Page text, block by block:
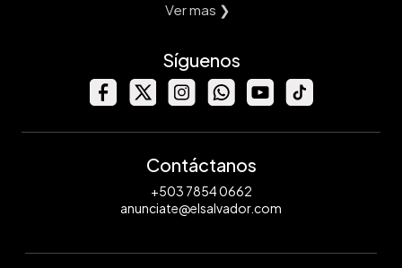
Ver mas ❯
Síguenos
Contáctanos
+503 7854 0662
anunciate@elsalvador.com